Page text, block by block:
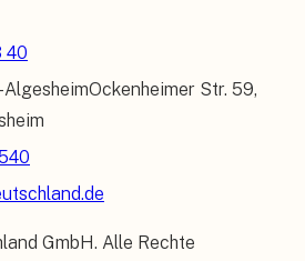
40
AlgesheimOckenheimer Str. 59,
GmbH. Alle Rechte